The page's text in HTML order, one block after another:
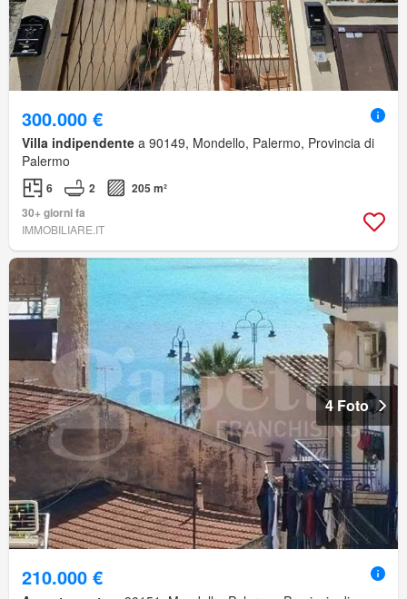
300.000 €
Villa indipendente a 90149, Mondello, Palermo, Provincia di
Palermo
6 2
205 m²
30+ giorni fa
IMMOBILIARE.IT
4 Foto
210.000 €